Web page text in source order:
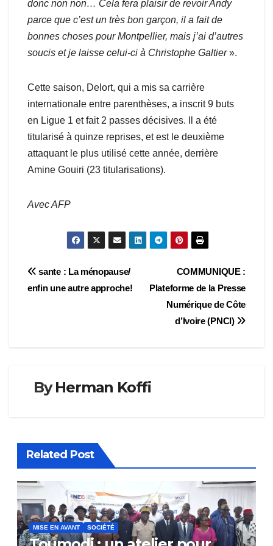
donc non non… Cela fera plaisir de revoir Andy
parce que c’est un très bon garçon, il a fait de
bonnes choses pour Montpellier, mais j’ai d’autres
soucis et je laisse celui-ci à Christophe Galtier».
Cette saison, Delort, qui a mis sa carrière
internationale entre parenthèses, a inscrit 9 buts
en Ligue 1 et fait 2 passes décisives. Il a été
titularisé à quinze reprises, et est le deuxième
attaquant le plus utilisé cette année, derrière
Amine Gouiri (23 titularisations).
Avec AFP
Navigation
COMMUNIQUE :
Plateforme de la Presse
Numérique de Côte
d’Ivoire (PNCI)
sante : La ménopause/
enfin une autre approche!
ByHerman Koffi
Related Post
MISE EN AVANT SOCIÉTÉ